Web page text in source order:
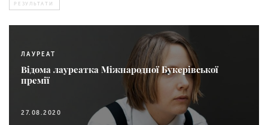
РЕЗУЛЬТАТИ
ЛАУРЕАТ
Відома лауреатка Міжнародної Букерівської
премії
27.08.2020